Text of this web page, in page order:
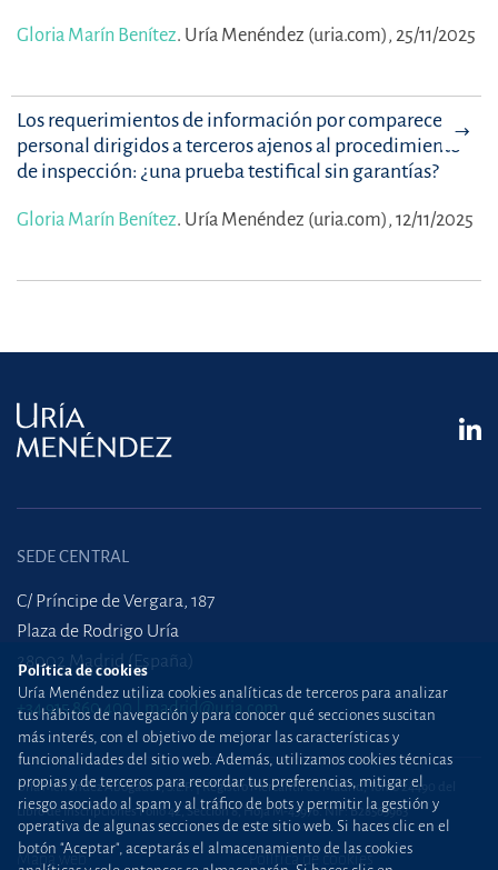
Gloria Marín Benítez. Uría Menéndez (uria.com), 25/11/2025
Los requerimientos de información por comparecencia
personal dirigidos a terceros ajenos al procedimiento
de inspección: ¿una prueba testifical sin garantías?
Gloria Marín Benítez. Uría Menéndez (uria.com), 12/11/2025
SEDE CENTRAL
C/ Príncipe de Vergara, 187
Plaza de Rodrigo Uría
28002 Madrid (España)
+34 915 860 400 madrid@uria.com
Uría Menéndez Abogados, S.L.P. | Registro Mercantil de Madrid, Tomo 24490 del
Libro de Inscripciones Folio 42, Sección 8, Hoja M-43976. NIF: B28563963
Mapa web Política de cookies
Política de cookies
Uría Menéndez utiliza cookies analíticas de terceros para analizar
tus hábitos de navegación y para conocer qué secciones suscitan
más interés, con el objetivo de mejorar las características y
funcionalidades del sitio web. Además, utilizamos cookies técnicas
propias y de terceros para recordar tus preferencias, mitigar el
riesgo asociado al spam y al tráfico de bots y permitir la gestión y
operativa de algunas secciones de este sitio web. Si haces clic en el
botón "Aceptar", aceptarás el almacenamiento de las cookies